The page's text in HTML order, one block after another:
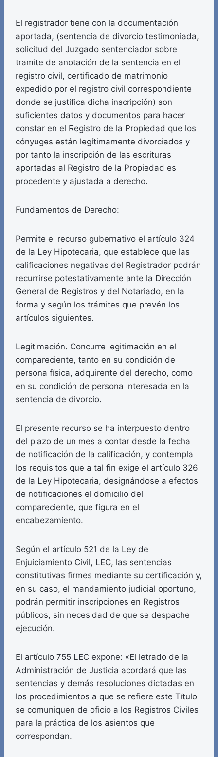
El registrador tiene con la documentación
aportada, (sentencia de divorcio testimoniada,
solicitud del Juzgado sentenciador sobre
tramite de anotación de la sentencia en el
registro civil, certificado de matrimonio
expedido por el registro civil correspondiente
donde se justifica dicha inscripción) son
suficientes datos y documentos para hacer
constar en el Registro de la Propiedad que los
cónyuges están legítimamente divorciados y
por tanto la inscripción de las escrituras
aportadas al Registro de la Propiedad es
procedente y ajustada a derecho.
Fundamentos de Derecho:
Permite el recurso gubernativo el artículo 324
de la Ley Hipotecaria, que establece que las
calificaciones negativas del Registrador podrán
recurrirse potestativamente ante la Dirección
General de Registros y del Notariado, en la
forma y según los trámites que prevén los
artículos siguientes.
Legitimación. Concurre legitimación en el
compareciente, tanto en su condición de
persona física, adquirente del derecho, como
en su condición de persona interesada en la
sentencia de divorcio.
El presente recurso se ha interpuesto dentro
del plazo de un mes a contar desde la fecha
de notificación de la calificación, y contempla
los requisitos que a tal fin exige el artículo 326
de la Ley Hipotecaria, designándose a efectos
de notificaciones el domicilio del
compareciente, que figura en el
encabezamiento.
Según el artículo 521 de la Ley de
Enjuiciamiento Civil, LEC, las sentencias
constitutivas firmes mediante su certificación y,
en su caso, el mandamiento judicial oportuno,
podrán permitir inscripciones en Registros
públicos, sin necesidad de que se despache
ejecución.
El artículo 755 LEC expone: «El letrado de la
Administración de Justicia acordará que las
sentencias y demás resoluciones dictadas en
los procedimientos a que se refiere este Título
se comuniquen de oficio a los Registros Civiles
para la práctica de los asientos que
correspondan.